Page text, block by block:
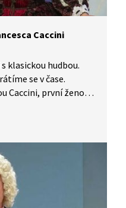
Caccini
klasickou hudbou.
se v čase.
Caccini, první ženou,